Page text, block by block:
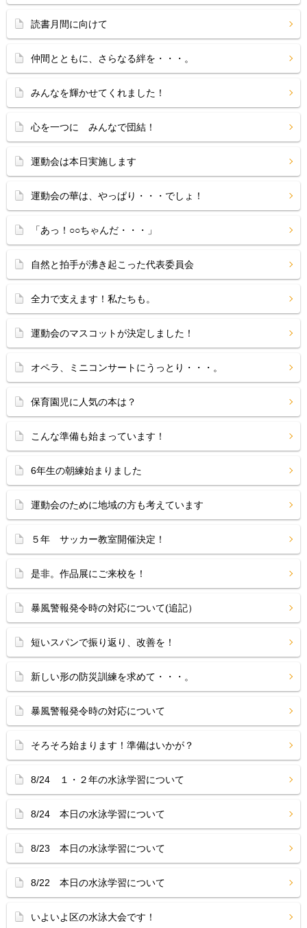
読書月間に向けて
仲間とともに、さらなる絆を・・・。
みんなを輝かせてくれました！
心を一つに みんなで団結！
運動会は本日実施します
運動会の華は、やっぱり・・・でしょ！
「あっ！○○ちゃんだ・・・」
自然と拍手が沸き起こった代表委員会
全力で支えます！私たちも。
運動会のマスコットが決定しました！
オペラ、ミニコンサートにうっとり・・・。
保育園児に人気の本は？
こんな準備も始まっています！
6年生の朝練始まりました
運動会のために地域の方も考えています
５年 サッカー教室開催決定！
是非。作品展にご来校を！
暴風警報発令時の対応について(追記）
短いスパンで振り返り、改善を！
新しい形の防災訓練を求めて・・・。
暴風警報発令時の対応について
そろそろ始まります！準備はいかが？
8/24 １・２年の水泳学習について
8/24 本日の水泳学習について
8/23 本日の水泳学習について
8/22 本日の水泳学習について
いよいよ区の水泳大会です！